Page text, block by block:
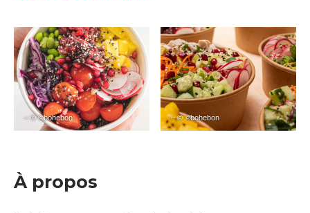
– © ©bohebon – © ©bohebon
À propos